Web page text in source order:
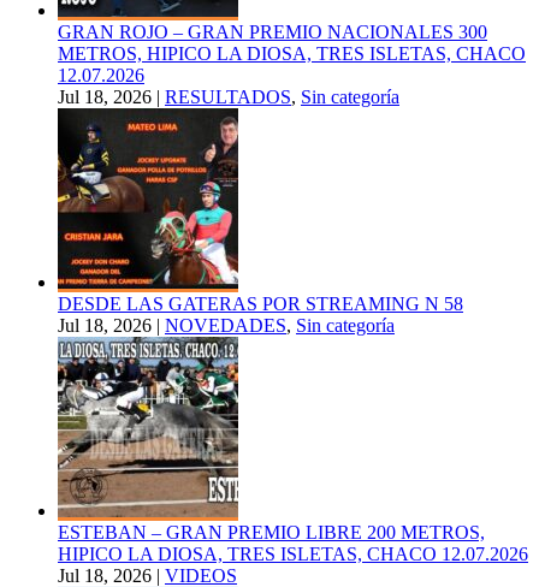
GRAN ROJO – GRAN PREMIO NACIONALES 300
METROS, HIPICO LA DIOSA, TRES ISLETAS, CHACO
12.07.2026
Jul 18, 2026 | RESULTADOS, Sin categoría
DESDE LAS GATERAS POR STREAMING N 58
Jul 18, 2026 | NOVEDADES, Sin categoría
ESTEBAN – GRAN PREMIO LIBRE 200 METROS,
HIPICO LA DIOSA, TRES ISLETAS, CHACO 12.07.2026
Jul 18, 2026 | VIDEOS